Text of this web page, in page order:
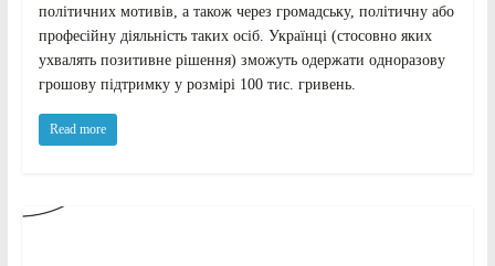
політичних мотивів, а також через громадську, політичну або
професійну діяльність таких осіб. Українці (стосовно яких
ухвалять позитивне рішення) зможуть одержати одноразову
грошову підтримку у розмірі 100 тис. гривень.
Read more